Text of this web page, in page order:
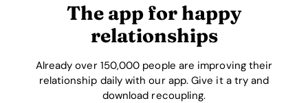
The app for happy
relationships
Already over 150,000 people are improving their
relationship daily with our app. Give it a try and
download recoupling.